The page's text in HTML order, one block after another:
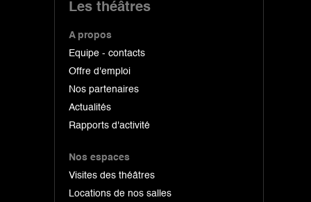
Les théâtres
A propos
Equipe - contacts
Offre d'emploi
Nos partenaires
Actualités
Rapports d'activité
Nos espaces
Visites des théâtres
Locations de nos salles